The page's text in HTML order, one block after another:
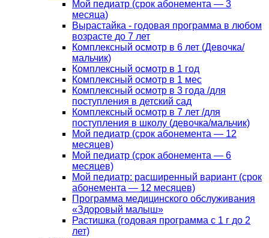
Мой педиатр (срок абонемента — 3
месяца)
Вырастайка - годовая программа в любом
возрасте до 7 лет
Комплексный осмотр в 6 лет (Девочка/
мальчик)
Комплексный осмотр в 1 год
Комплексный осмотр в 1 мес
Комплексный осмотр в 3 года /для
поступления в детский сад
Комплексный осмотр в 7 лет /для
поступления в школу (девочка/мальчик)
Мой педиатр (срок абонемента — 12
месяцев)
Мой педиатр (срок абонемента — 6
месяцев)
Мой педиатр: расширенный вариант (срок
абонемента — 12 месяцев)
Программа медицинского обслуживания
«Здоровый малыш»
Растишка (годовая программа с 1 г до 2
лет)